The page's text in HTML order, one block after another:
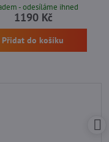
- odesíláme ihned
1190 Kč
Přidat do košíku